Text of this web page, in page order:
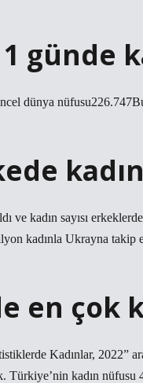
günde
dünya
ve kadın sayısı
kadınla Ukrayna takip
en çok
Kadınlar, 2022”
Türkiye’nin kadın